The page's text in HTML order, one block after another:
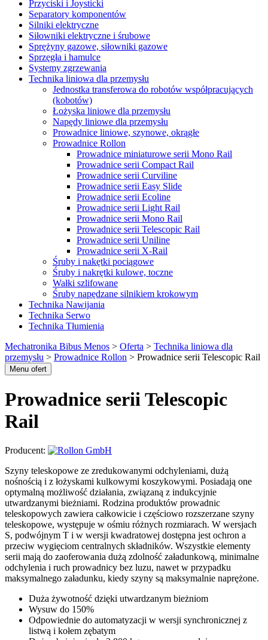
Przyciski i Joysticki
Separatory komponentów
Silniki elektryczne
Siłowniki elektryczne i śrubowe
Sprężyny gazowe, siłowniki gazowe
Sprzęgła i hamulce
Systemy zgrzewania
Technika liniowa dla przemysłu
Jednostka transferowa do robotów współpracujących
(kobotów)
Łożyska liniowe dla przemysłu
Napędy liniowe dla przemysłu
Prowadnice liniowe, szynowe, okrągłe
Prowadnice Rollon
Prowadnice miniaturowe serii Mono Rail
Prowadnice serii Compact Rail
Prowadnice serii Curviline
Prowadnice serii Easy Slide
Prowadnice serii Ecoline
Prowadnice serii Light Rail
Prowadnice serii Mono Rail
Prowadnice serii Telescopic Rail
Prowadnice serii Uniline
Prowadnice serii X-Rail
Śruby i nakętki pociągowe
Śruby i nakrętki kulowe, toczne
Wałki szlifowane
Śruby napędzane silnikiem krokowym
Technika Nawijania
Technika Serwo
Technika Tłumienia
Mechatronika Bibus Menos > Oferta > Technika liniowa dla
przemysłu > Prowadnice Rollon > Prowadnice serii Telescopic Rail
Menu ofert
Prowadnice serii Telescopic
Rail
Producent:
Szyny teleskopowe ze zredukowanymi odchyleniami, dużą
nośnością i z łożyskami kulkowymi koszykowymi. Posiadają one
optymalną możliwość działania, związaną z indukcyjnie
utwardzanymi bieżniami. Rodzina produktów prowadnic
teleskopowych zawiera całkowicie i częściowo rozszerzane szyny
teleskopowe, występuje w ośmiu różnych rozmiarach. W wersjach
S, podwójnym T i w wersji kwadratowej dostępna jest ochron a
przeciw wygięciom centralnych składników. Wszystkie elementy
serii mają do zaoferowania dużą zdolność załadunkową, minimalne
odchylenia i ruch prowadnicy bez luzu, nawet w przypadku
maksymalnego załadunku, kiedy szyny są maksymalnie naprężone.
Duża żywotność dzięki utwardzanym bieżniom
Wysuw do 150%
Odpowiednie do automatyzacji w wersji synchronicznej z
listwą i kołem zębatym